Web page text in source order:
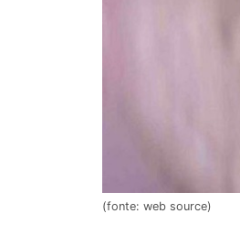
(fonte: web source)